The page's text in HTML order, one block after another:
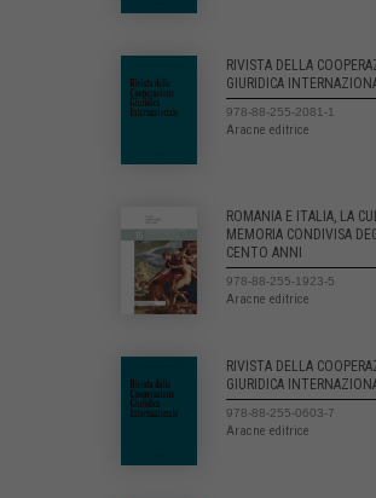
RIVISTA DELLA
GIURIDICA
978-88-255-2081-1
Aracne editrice
ROMANIA E ITALIA, LA
MEMORIA CONDIVISA
CENTO ANNI
978-88-255-1923-5
Aracne editrice
RIVISTA DELLA
GIURIDICA
978-88-255-0603-7
Aracne editrice